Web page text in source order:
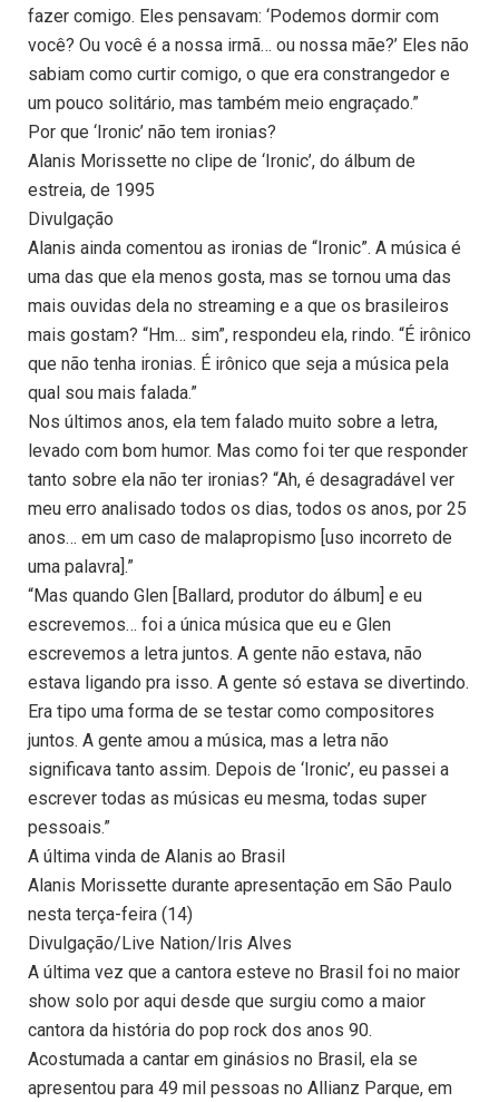
fazer comigo. Eles pensavam: ‘Podemos dormir com
você? Ou você é a nossa irmã… ou nossa mãe?’ Eles não
sabiam como curtir comigo, o que era constrangedor e
um pouco solitário, mas também meio engraçado.”
Por que ‘Ironic’ não tem ironias?
Alanis Morissette no clipe de ‘Ironic’, do álbum de
estreia, de 1995
Divulgação
Alanis ainda comentou as ironias de “Ironic”. A música é
uma das que ela menos gosta, mas se tornou uma das
mais ouvidas dela no streaming e a que os brasileiros
mais gostam? “Hm… sim”, respondeu ela, rindo. “É irônico
que não tenha ironias. É irônico que seja a música pela
qual sou mais falada.”
Nos últimos anos, ela tem falado muito sobre a letra,
levado com bom humor. Mas como foi ter que responder
tanto sobre ela não ter ironias? “Ah, é desagradável ver
meu erro analisado todos os dias, todos os anos, por 25
anos… em um caso de malapropismo [uso incorreto de
uma palavra].”
“Mas quando Glen [Ballard, produtor do álbum] e eu
escrevemos… foi a única música que eu e Glen
escrevemos a letra juntos. A gente não estava, não
estava ligando pra isso. A gente só estava se divertindo.
Era tipo uma forma de se testar como compositores
juntos. A gente amou a música, mas a letra não
significava tanto assim. Depois de ‘Ironic’, eu passei a
escrever todas as músicas eu mesma, todas super
pessoais.”
A última vinda de Alanis ao Brasil
Alanis Morissette durante apresentação em São Paulo
nesta terça-feira (14)
Divulgação/Live Nation/Iris Alves
A última vez que a cantora esteve no Brasil foi no maior
show solo por aqui desde que surgiu como a maior
cantora da história do pop rock dos anos 90.
Acostumada a cantar em ginásios no Brasil, ela se
apresentou para 49 mil pessoas no Allianz Parque, em